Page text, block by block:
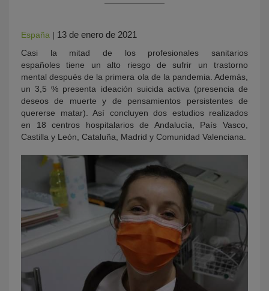
España | 13 de enero de 2021
Casi la mitad de los profesionales sanitarios
españoles tiene un alto riesgo de sufrir un trastorno
mental después de la primera ola de la pandemia. Además,
un 3,5 % presenta ideación suicida activa (presencia de
deseos de muerte y de pensamientos persistentes de
quererse matar). Así concluyen dos estudios realizados
en 18 centros hospitalarios de Andalucía, País Vasco,
Castilla y León, Cataluña, Madrid y Comunidad Valenciana.